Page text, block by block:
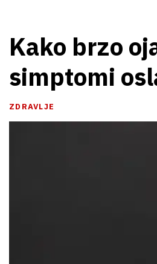
Kako brzo
simptomi
ZDRAVLJE